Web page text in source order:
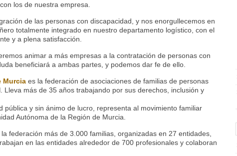
los de nuestra empresa.
de las personas con discapacidad, y nos enorgullecemos en
totalmente integrado en nuestro departamento logístico, con el
y a plena satisfacción.
animar a más empresas a la contratación de personas con
beneficiará a ambas partes, y podemos dar fe de ello.
Murcia es la federación de asociaciones de familias de personas
Lleva más de 35 años trabajando por sus derechos, inclusión y
pública y sin ánimo de lucro, representa al movimiento familiar
Autónoma de la Región de Murcia.
federación más de 3.000 familias, organizadas en 27 entidades,
en las entidades alrededor de 700 profesionales y colaboran